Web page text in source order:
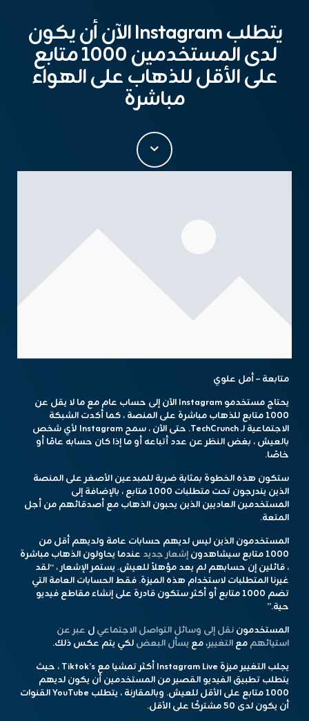
يتطلب Instagram الآن أن يكون
لدى المستخدمين 1000 متابع
على الأقل للذهاب على الهواء
مباشرة
متابعة – أمل علوي
يحتاج مستخدمو Instagram الآن إلى حساب عام مع ما لا يقل عن
1000 متابع للذهاب مباشرة على المنصة ، كما أكدت الشبكة
الاجتماعية لـ TechCrunch. حتى الآن ، سمح Instagram لأي شخص
بالعيش ، بغض النظر عن عدد أتباعه أو ما إذا كان حسابه عامًا أو
خاصًا.
ستكون هذه الخطوة بمثابة ضربة للمبدعين الأصغر على المنصة
الذين يندرجون تحت متطلبات 1000 متابع ، بالإضافة إلى
المستخدمين العاديين الذين يحبون الذهاب مع أصدقائهم من أجل
المتعة.
المستخدمون الذين ليس لديهم حسابات عامة ولديهم أقل من
1000 متابع سيشاهدون
إشعار جديد عندما يحاولون الذهاب مباشرة
، قائلين إن حسابهم لم يعد مؤهلاً للعيش. يستمر الإشعار ، “لقد
غيرنا المتطلبات لاستخدام هذه الميزة. فقط الحسابات العامة التي
تضم 1000 متابع أو أكثر ستكون قادرة على إنشاء مقاطع فيديو
حية.”
المستخدموننقل إلى وسائل التواصل الاجتماعيل عبر عن
استيائهممعالتغيير، مع يسأل البعضلكي يتم عكس ذلك.
يجلب التغيير ميزة Instagram Live أكثر تمشيا مع Tiktok’s ، حيث
يتطلب تطبيق الفيديو القصير من المستخدمين أن يكون لديهم
1000 متابع على الأقل للعيش. وبالمقارنة ، يتطلب YouTube القنوات
أن يكون لدى 50 مشتركًا على الأقل.